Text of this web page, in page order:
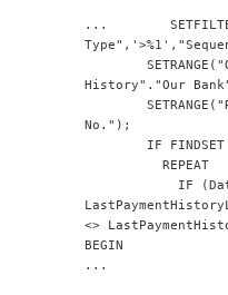
...
        SETRANGE("Our Bank","Payment
History"."Our
        SETRANGE("Run No.","Payment History"."Run
No.");
IF
          REPEAT
<>
BEGIN
...